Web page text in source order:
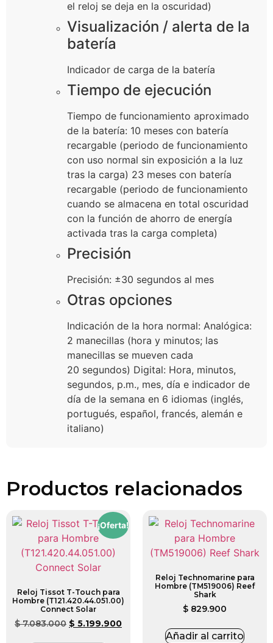
el reloj se deja en la oscuridad)
Visualización / alerta de la
batería
Indicador de carga de la batería
Tiempo de ejecución
Tiempo de funcionamiento aproximado
de la batería: 10 meses con batería
recargable (periodo de funcionamiento
con uso normal sin exposición a la luz
tras la carga) 23 meses con batería
recargable (periodo de funcionamiento
cuando se almacena en total oscuridad
con la función de ahorro de energía
activada tras la carga completa)
Precisión
Precisión: ±30 segundos al mes
Otras opciones
Indicación de la hora normal: Analógica:
2 manecillas (hora y minutos; las
manecillas se mueven cada
20 segundos) Digital: Hora, minutos,
segundos, p.m., mes, día e indicador de
día de la semana en 6 idiomas (inglés,
portugués, español, francés, alemán e
italiano)
Productos relacionados
¡Oferta!
Reloj Tissot T-Touch para
Hombre (T121.420.44.051.00)
Connect Solar
$7.083.000 $ 5.199.900
Reloj Technomarine para
Hombre (TM519006) Reef
Shark
$ 829.900
Añadir al carrito